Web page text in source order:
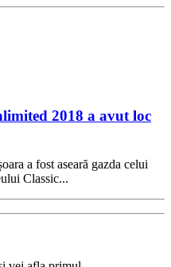
2018 a avut loc
a fost aseară gazda celui
Classic...